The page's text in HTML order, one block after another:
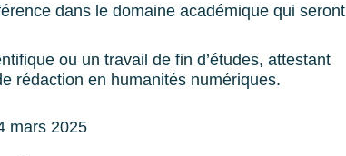
dans le domaine académique qui seront
ou un travail de fin d’études, attestant
rédaction en humanités numériques.
mars 2025